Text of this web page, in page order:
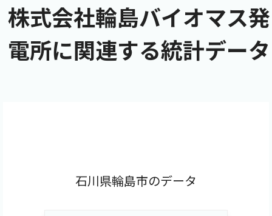
株式会社輪島バイオマス発
電所に関連する統計データ
石川県輪島市のデータ